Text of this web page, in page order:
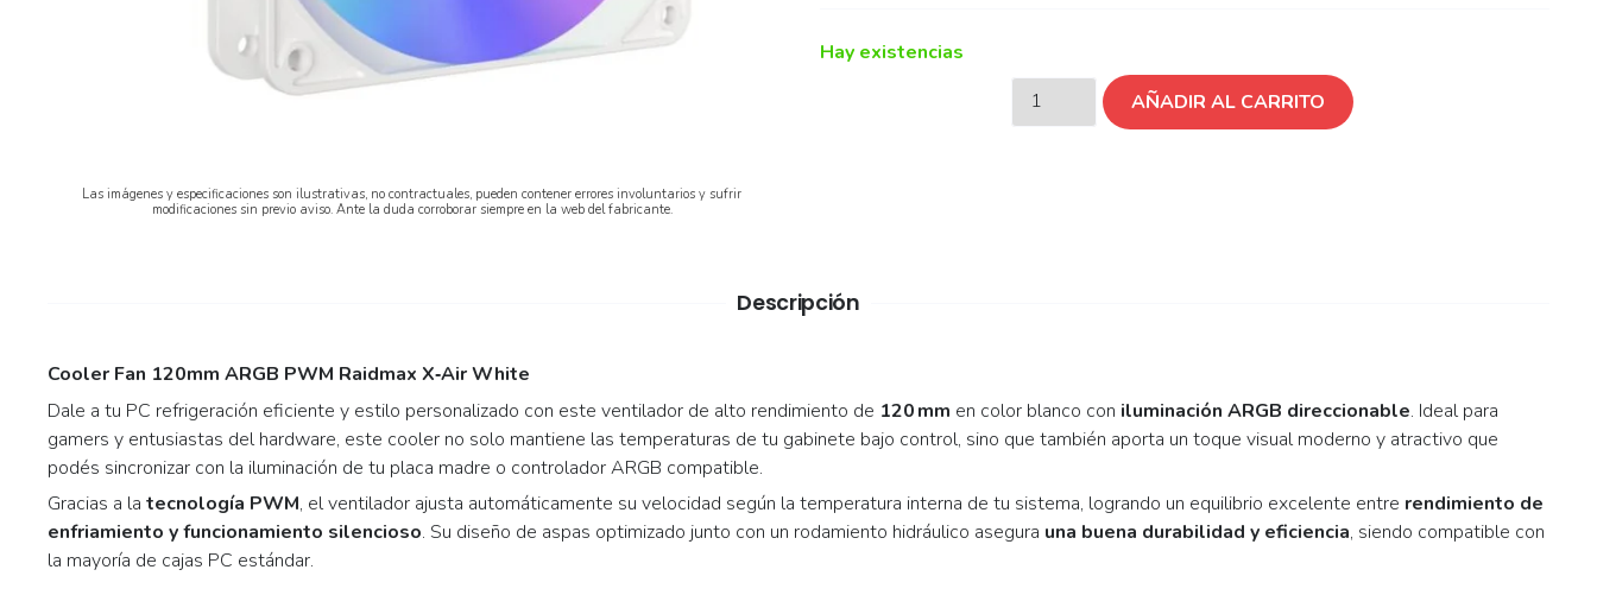
Las imágenes y especificaciones son ilustrativas, no contractuales, pueden contener errores involuntarios y sufrir
modificaciones sin previo aviso. Ante la duda corroborar siempre en la web del fabricante.
Hay existencias
AÑADIR AL CARRITO
Descripción
Cooler Fan 120mm ARGB PWM Raidmax X‑Air White
Dale a tu PC refrigeración eficiente y estilo personalizado con este ventilador de alto rendimiento de 120 mm en color blanco con iluminación ARGB direccionable. Ideal para
gamers y entusiastas del hardware, este cooler no solo mantiene las temperaturas de tu gabinete bajo control, sino que también aporta un toque visual moderno y atractivo que
podés sincronizar con la iluminación de tu placa madre o controlador ARGB compatible.
Gracias a la tecnología PWM, el ventilador ajusta automáticamente su velocidad según la temperatura interna de tu sistema, logrando un equilibrio excelente entre rendimiento de
enfriamiento y funcionamiento silencioso. Su diseño de aspas optimizado junto con un rodamiento hidráulico asegura una buena durabilidad y eficiencia, siendo compatible con
la mayoría de cajas PC estándar.